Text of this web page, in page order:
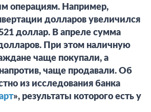
операциям. Например,
долларов увеличился
доллар. В апреле сумма
При этом наличную
чаще покупали, а
чаще продавали. Об
из исследования банка
», результаты которого есть у